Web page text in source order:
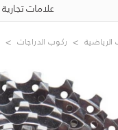
علامات تجارية
الرياضية ركوب الدراجات